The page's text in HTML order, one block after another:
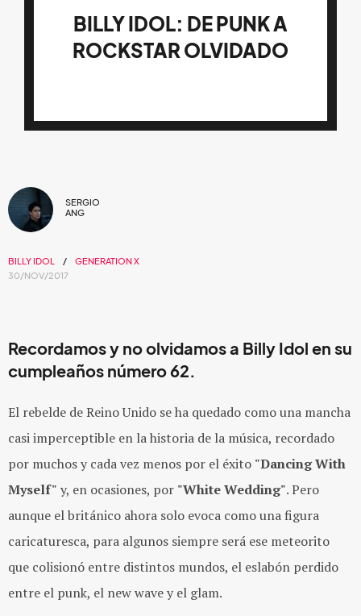
BILLY IDOL: DE PUNK A
ROCKSTAR OLVIDADO
SERGIO
ANG
BILLY IDOL
GENERATION X
30/NOV/2017
Recordamos y no olvidamos a Billy Idol en su
cumpleaños número 62.
El rebelde de Reino Unido se ha quedado como una mancha
casi imperceptible en la historia de la música, recordado
por muchos y cada vez menos por el éxito "Dancing With
Myself" y, en ocasiones, por "White Wedding". Pero
aunque el británico ahora solo evoca como una figura
caricaturesca, para algunos siempre será ese meteorito
que colisionó entre distintos mundos, el eslabón perdido
entre el punk, el new wave y el glam.